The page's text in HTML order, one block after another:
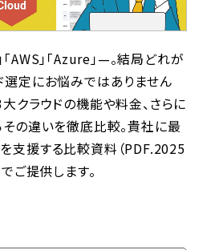
AWS」「Azure」—。結局どれが
選定にお悩みではありません
クラウドの機能や料金、さらに
の違いを徹底比較。貴社に最
支援する比較資料（PDF.2025
ご提供します。